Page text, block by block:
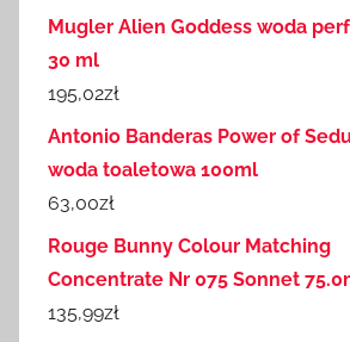
Mugler Alien Goddess woda
30 ml
195,02zł
Antonio Banderas Power of
woda toaletowa 100ml
63,00zł
Rouge Bunny Colour Matching
Concentrate Nr 075 Sonnet
135,99zł